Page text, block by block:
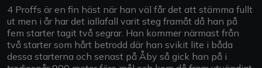
4 Proffs är en fin häst när han väl får det att stämma fullt
ut men i år har det iallafall varit steg framåt då han på
fem starter tagit två segrar. Han kommer närmast från
två starter som hårt betrodd där han svikit lite i båda
dessa starterna och senast på Åby så gick han på i